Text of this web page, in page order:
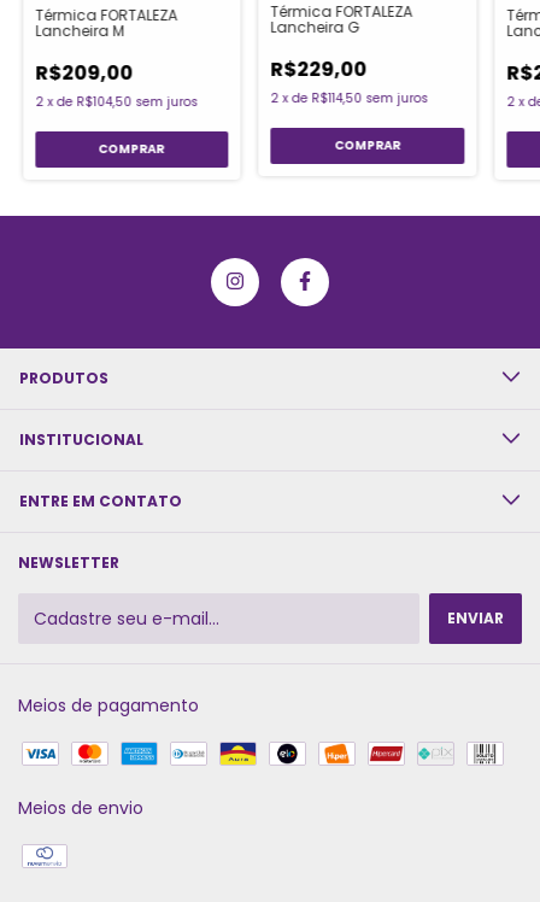
Térmica FORTALEZA
Lancheira M
R$209,00
2 xde R$104,50 sem juros
Térmica FORTALEZA
Lancheira G
R$229,00
2 xde R$114,50 sem juros 2 x
PRODUTOS
INSTITUCIONAL
ENTRE EM CONTATO
NEWSLETTER
Meios de pagamento
Meios de envio